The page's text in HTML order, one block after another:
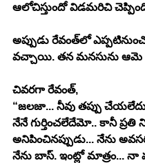
ఆలోచిస్తుందో విడమరిచి
అప్పుడు రేవంత్‌లో ఎప్పటినుంచో బిగుసుకున్న మాటలు బయటకు
వచ్చాయి. తన మనసును ఆమె
చివరగా రేవంత్,
“జలజా... నీవు తప్పు
నేనే గుర్తించలేదేమో.. కానీ ప్రతి
అనిపించినప్పుడు... నేను
నేను బాస్. ఇంట్లో మాత్రం... నా